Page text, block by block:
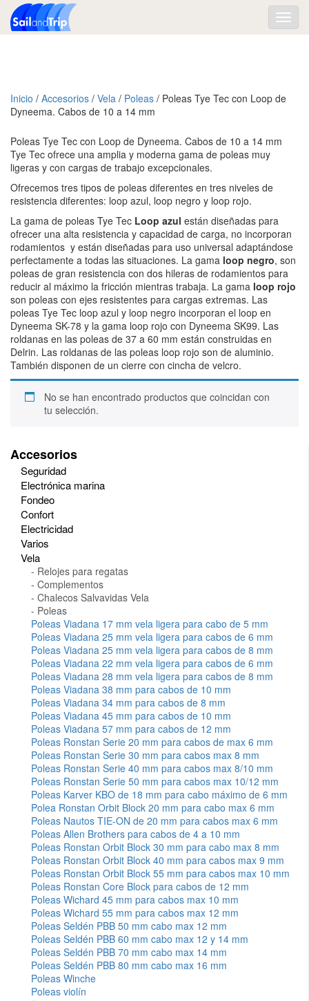
Inicio / Accesorios / Vela / Poleas / Poleas Tye Tec con Loop de
Dyneema. Cabos de 10 a 14 mm
Poleas Tye Tec con Loop de Dyneema. Cabos de 10 a 14 mm
Tye Tec ofrece una amplia y moderna gama de poleas muy
ligeras y con cargas de trabajo excepcionales.
Ofrecemos tres tipos de poleas diferentes en tres niveles de
resistencia diferentes: loop azul, loop negro y loop rojo.
La gama de poleas Tye Tec Loop azul están diseñadas para
ofrecer una alta resistencia y capacidad de carga, no incorporan
rodamientos y están diseñadas para uso universal adaptándose
perfectamente a todas las situaciones. La gama loop negro, son
poleas de gran resistencia con dos hileras de rodamientos para
reducir al máximo la fricción mientras trabaja. La gama loop rojo
son poleas con ejes resistentes para cargas extremas. Las
poleas Tye Tec loop azul y loop negro incorporan el loop en
Dyneema SK-78 y la gama loop rojo con Dyneema SK99. Las
roldanas en las poleas de 37 a 60 mm están construidas en
Delrin. Las roldanas de las poleas loop rojo son de aluminio.
También disponen de un cierre con cincha de velcro.
No se han encontrado productos que coincidan con
tu selección.
Accesorios
Seguridad
Electrónica marina
Fondeo
Confort
Electricidad
Varios
Vela
Relojes para regatas
Complementos
Chalecos Salvavidas Vela
Poleas
Poleas Viadana 17 mm vela ligera para cabo de 5 mm
Poleas Viadana 25 mm vela ligera para cabos de 6 mm
Poleas Viadana 25 mm vela ligera para cabos de 8 mm
Poleas Viadana 22 mm vela ligera para cabos de 6 mm
Poleas Viadana 28 mm vela ligera para cabos de 8 mm
Poleas Viadana 38 mm para cabos de 10 mm
Poleas Viadana 34 mm para cabos de 8 mm
Poleas Viadana 45 mm para cabos de 10 mm
Poleas Viadana 57 mm para cabos de 12 mm
Poleas Ronstan Serie 20 mm para cabos de max 6 mm
Poleas Ronstan Serie 30 mm para cabos max 8 mm
Poleas Ronstan Serie 40 mm para cabos max 8/10 mm
Poleas Ronstan Serie 50 mm para cabos max 10/12 mm
Poleas Karver KBO de 18 mm para cabo máximo de 6 mm
Polea Ronstan Orbit Block 20 mm para cabo max 6 mm
Poleas Nautos TIE-ON de 20 mm para cabos max 6 mm
Poleas Allen Brothers para cabos de 4 a 10 mm
Poleas Ronstan Orbit Block 30 mm para cabo max 8 mm
Poleas Ronstan Orbit Block 40 mm para cabos max 9 mm
Poleas Ronstan Orbit Block 55 mm para cabos max 10 mm
Poleas Ronstan Core Block para cabos de 12 mm
Poleas Wichard 45 mm para cabos max 10 mm
Poleas Wichard 55 mm para cabos max 12 mm
Poleas Seldén PBB 50 mm cabo max 12 mm
Poleas Seldén PBB 60 mm cabo max 12 y 14 mm
Poleas Seldén PBB 70 mm cabo max 14 mm
Poleas Seldén PBB 80 mm cabo max 16 mm
Poleas Winche
Poleas violín